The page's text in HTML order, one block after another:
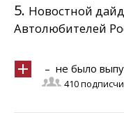
5. Новостной
Автолюбителей
– не было
410